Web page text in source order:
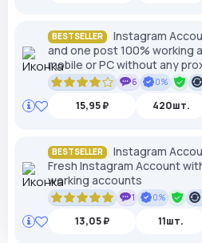
BESTSELLER
Instagram
and one post 100% working
mobile or PC without any
6 0%
15,95 ₽ 420шт.
BESTSELLER
Instagram
Fresh Instagram Account
working accounts
1 0%
13,05 ₽ 11шт.